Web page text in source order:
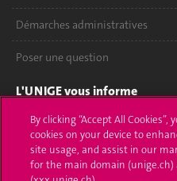
Démarches administratives
Poser une question
L'UNIGE vous informe
UNIGE Mobile
Médias
By clicking “Accept All
cookies on your device to
site usage, and assist in our
for the main domain (unige.ch)